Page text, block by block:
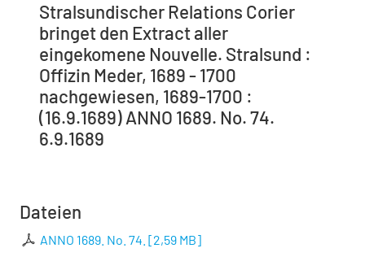
Stralsundischer Relations Corier
bringet den Extract aller
eingekomene Nouvelle. Stralsund :
Offizin Meder, 1689 - 1700
nachgewiesen, 1689-1700 :
(16.9.1689) ANNO 1689. No. 74.
6.9.1689
Dateien
ANNO 1689. No. 74. [2,59 MB]